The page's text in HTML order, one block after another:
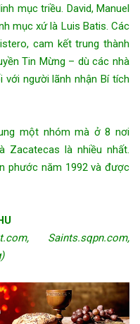
mục triều. David, Manuel
mục xứ là Luis Batis. Các
cam kết trung thành
Tin Mừng – dù các nhà
người lãnh nhận Bí tích
một nhóm mà ở 8 nơi
Zacatecas là nhiều nhất.
phước năm 1992 và được
Saints.sqpn.com,